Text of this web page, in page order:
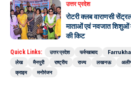
उत्तर प्रदेश
रोटरी क्लब वाराणसी
माताओं एवं नवजात शिशुओं
की किट
Quick Links: उत्तर प्रदेश फर्रुखाबाद
लेख
मैनपुरी राष्ट्रीय राज्य लखनऊ
क्राइम
मनोरंजन